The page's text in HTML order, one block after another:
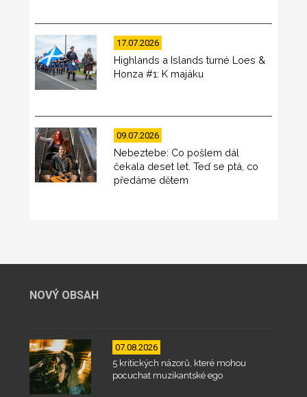
17.07.2026
Highlands a Islands turné Loes &
Honza #1: K majáku
09.07.2026
Nebeztebe: Co pošlem dál
čekala deset let. Teď se ptá, co
předáme dětem
NOVÝ OBSAH
07.08.2026
5 kritických názorů, které mohou
pocuchat muzikantské ego